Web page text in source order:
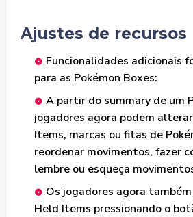
Ajustes de recursos
Funcionalidades adicionais
para as Pokémon Boxes:
A partir do summary de um
jogadores agora podem
Items, marcas ou fitas de
reordenar movimentos, fazer
lembre ou esqueça
Os jogadores agora
Held Items pressionando o